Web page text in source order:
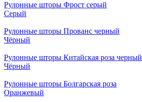
Рулонные шторы Фрост серый
Серый
Рулонные шторы Прованс черный
Чёрный
Рулонные шторы Китайская роза черный
Чёрный
Рулонные шторы Болгарская роза
Оранжевый